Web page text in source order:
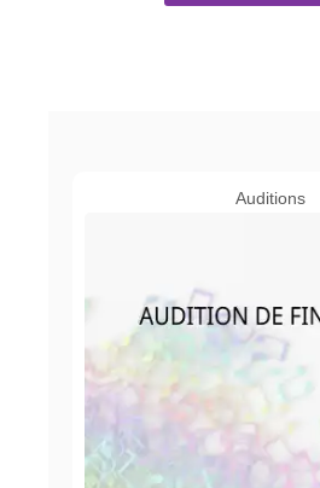
Auditions